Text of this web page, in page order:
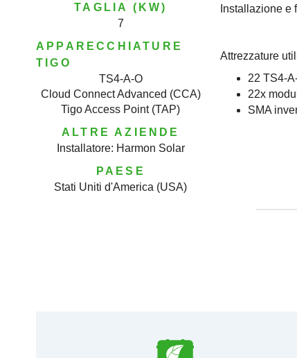
TAGLIA (KW)
7
APPARECCHIATURE
TIGO
TS4-A-O
Cloud Connect Advanced (CCA)
Tigo Access Point (TAP)
ALTRE AZIENDE
Installatore: Harmon Solar
PAESE
Stati Uniti d'America (USA)
Installazione e
Attrezzature
22 TS4-
22x
SMA